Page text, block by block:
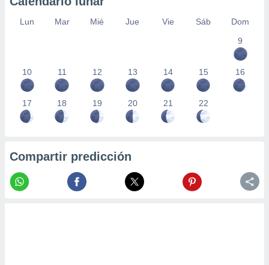
Lun Mar Mié Jue Vie Sáb
Dom
9
10 11 12 13 14 15 16
17 18 19 20 21 22
Compartir predicción